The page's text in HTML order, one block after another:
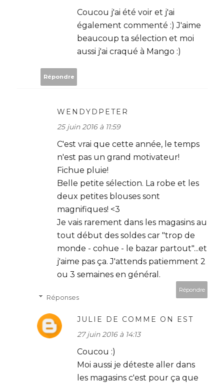
Coucou j'ai été voir et j'ai
également commenté :) J'aime
beaucoup ta sélection et moi
aussi j'ai craqué à Mango :)
Répondre
WENDYDPETER
25 juin 2016 à 11:59
C'est vrai que cette année, le temps
n'est pas un grand motivateur!
Fichue pluie!
Belle petite sélection. La robe et les
deux petites blouses sont
magnifiques! <3
Je vais rarement dans les magasins au
tout début des soldes car "trop de
monde - cohue - le bazar partout"...et
j'aime pas ça. J'attends patiemment 2
ou 3 semaines en général.
Répondre
Réponses
JULIE DE COMME ON EST
27 juin 2016 à 14:13
Coucou :)
Moi aussi je déteste aller dans
les magasins c'est pour ça que